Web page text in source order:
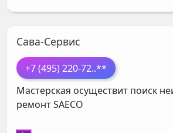
Сава-Сервис
+7 (495) 220-72..**
Мастерская осуществит поиск
ремонтSAECO